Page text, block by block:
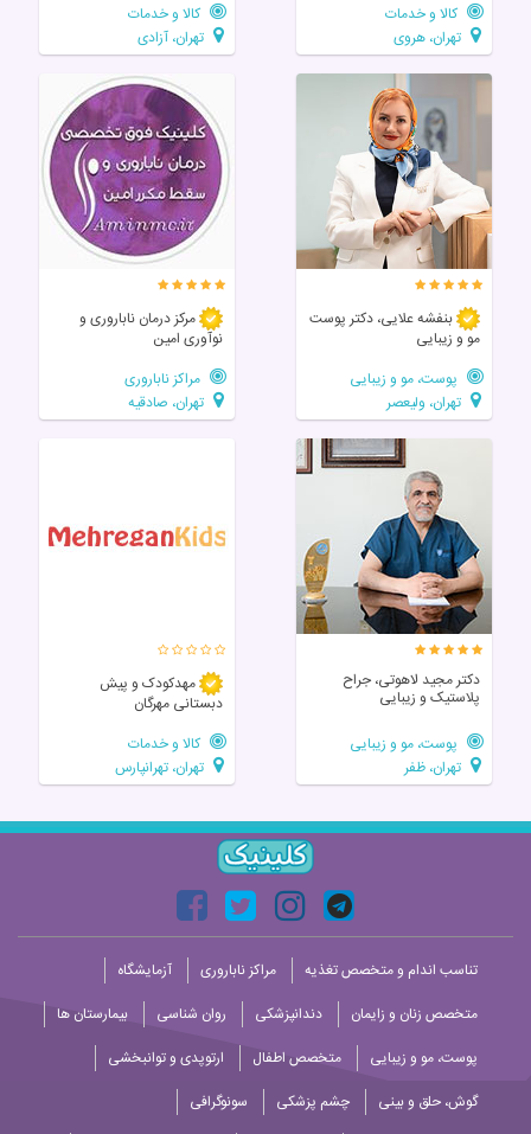
کالا و خدمات
تهران، هروی
کالا و خدمات
تهران، آزادی
بنفشه علایی، دکتر پوست
مو و زیبایی
پوست، مو و زیبایی
تهران، ولیعصر
مرکز درمان ناباروری و
نوآوری امین
مراکز ناباروری
تهران، صادقیه
دکتر مجید لاهوتی، جراح
پلاستیک و زیبایی
پوست، مو و زیبایی
تهران، ظفر
مهدکودک و پیش
دبستانی مهرگان
کالا و خدمات
تهران، تهرانپارس
تناسب اندام و متخصص تغذیه مراکز ناباروری
آزمایشگاه
متخصص زنان و زایمان
دندانپزشکی روان شناسی
بیمارستان ها
پوست، مو و زیبایی
متخصص اطفال
ارتوپدی و توانبخشی
گوش، حلق و بینی
چشم پزشکی سونوگرافی